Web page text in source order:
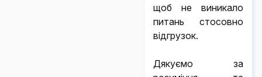
щоб не виникало
питань стосовно
відгрузок.
Дякуємо за